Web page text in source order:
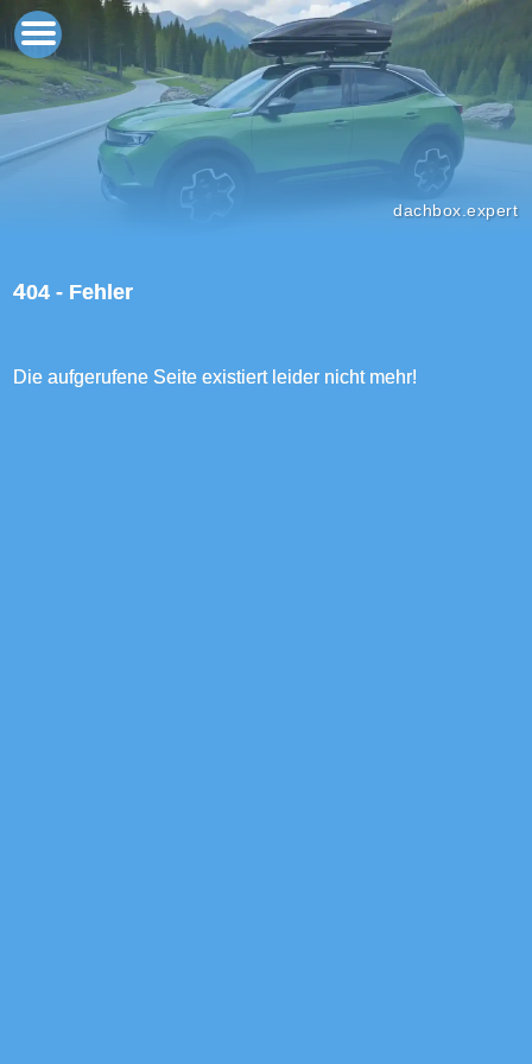
dachbox.expert
404 - Fehler
Die aufgerufene Seite existiert leider nicht mehr!